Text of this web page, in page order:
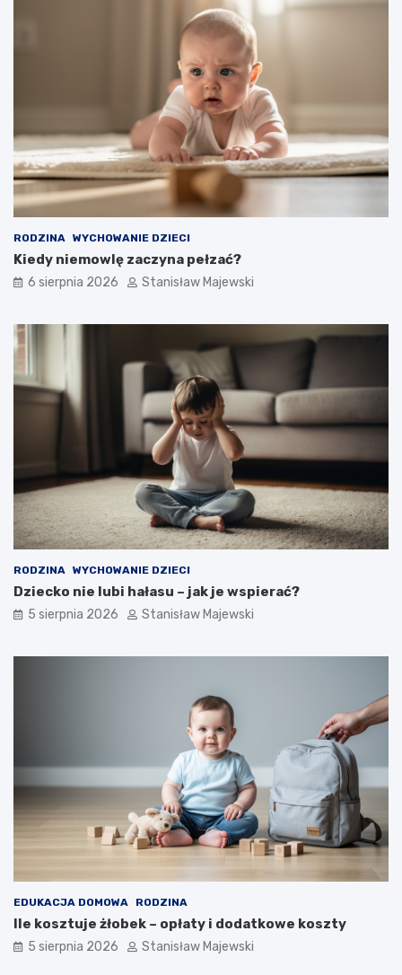
RODZINA WYCHOWANIE DZIECI
Kiedy niemowlę zaczyna pełzać?
6 sierpnia 2026 Stanisław Majewski
RODZINA WYCHOWANIE DZIECI
Dziecko nie lubi hałasu – jak je wspierać?
5 sierpnia 2026 Stanisław Majewski
EDUKACJA DOMOWA RODZINA
Ile kosztuje żłobek – opłaty i dodatkowe koszty
5 sierpnia 2026 Stanisław Majewski